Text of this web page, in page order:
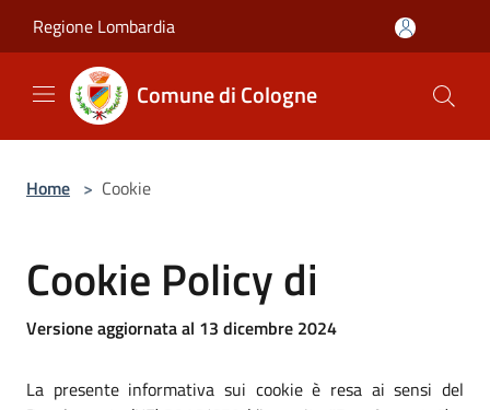
Regione Lombardia
Comune di Cologne
Home > Cookie
Cookie Policy di
Versione aggiornata al 13 dicembre 2024
La presente informativa sui cookie è resa ai sensi del